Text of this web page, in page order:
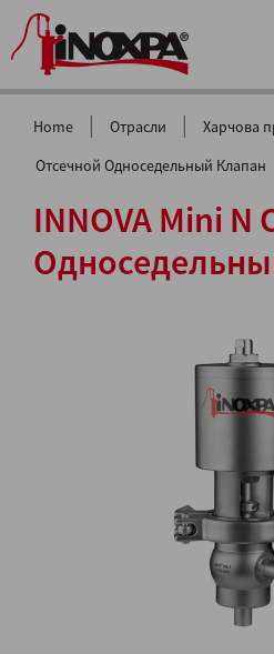
Home | Отрасли | Харчова
Отсечной Односедельный Клапан
INNOVA Mini N